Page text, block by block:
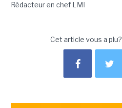
Rédacteur en chef LMI
Cet article vous a plu?